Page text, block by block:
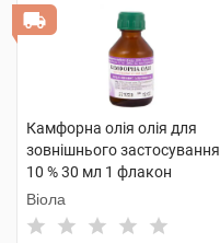
Камфорна олія олія для
зовнішнього застосування
10 % 30 мл 1 флакон
Віола